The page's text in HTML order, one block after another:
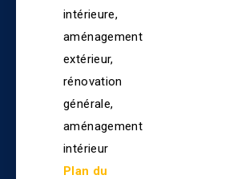
intérieure,
aménagement
extérieur,
rénovation
générale,
aménagement
intérieur
Plan du